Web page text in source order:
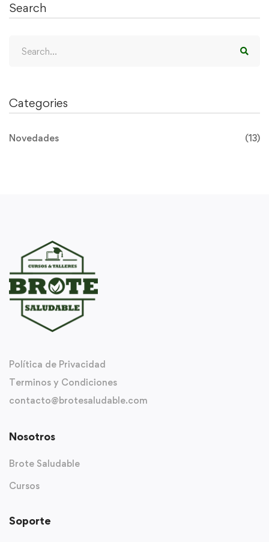
Search
Categories
Novedades (13)
Política de Privacidad
Terminos y Condiciones
contacto@brotesaludable.com
Nosotros
Brote Saludable
Cursos
Soporte